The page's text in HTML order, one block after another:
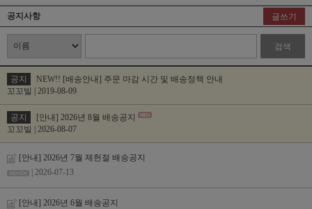
공지사항 글쓰기
검색
공지
NEW!! [배송안내] 주문 마감 시간 및 배송정책 안내
꼬꼬빌 | 2019-08-09
공지
[안내] 2026년 8월 배송공지
꼬꼬빌 | 2026-08-07
[안내] 2026년 7월 제헌절 배송공지
| 2026-07-13
[안내] 2026년 6월 배송공지